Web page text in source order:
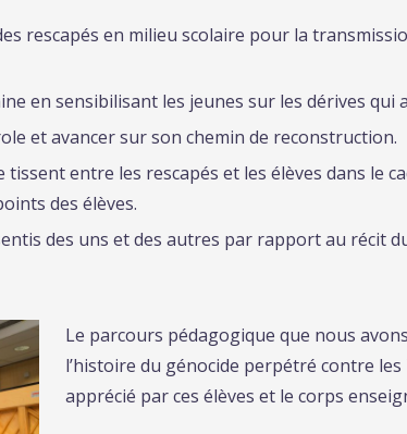
rescapés en milieu scolaire pour la
en sensibilisant les jeunes sur les dérives qui
et avancer sur son chemin de reconstruction.
entre les rescapés et les élèves dans le
des élèves.
des uns et des autres par rapport au récit
Le parcours pédagogique que nous
l’histoire du génocide perpétré contre
apprécié par ces élèves et le corps